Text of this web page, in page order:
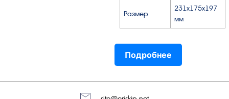
Размер
231х175х197
мм
Подробнее